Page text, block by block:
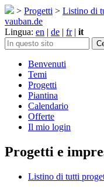
> Progetti > Listino di
vauban.de
Lingua: en | de | fr| it
Benvenuti
Temi
Progetti
Piantina
Calendario
Offerte
Il mio login
Progetti e
Listino di tutti